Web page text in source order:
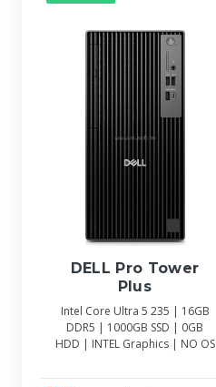
DELL Pro Tower
Plus
Intel Core Ultra 5 235 | 16GB
DDR5 | 1000GB SSD | 0GB
HDD | INTEL Graphics | NO OS